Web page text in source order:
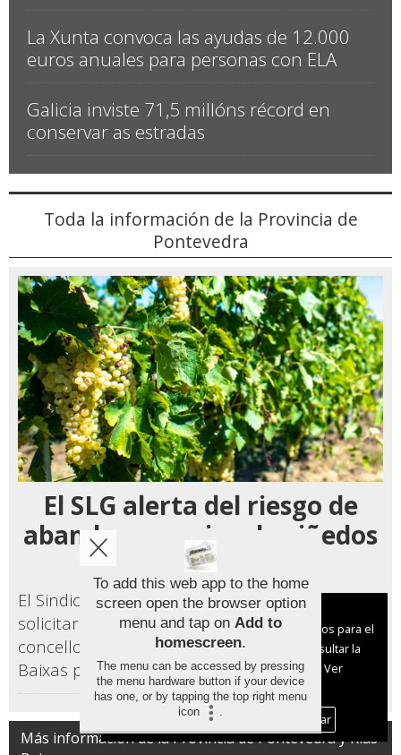
La Xunta convoca las ayudas de 12.000
euros anuales para personas con ELA
Galicia inviste 71,5 millóns récord en
conservar as estradas
Toda la información de la Provincia de
Pontevedra
El SLG alerta del riesgo de
abandono masivo de viñedos
en las Rías Baixas
El Sindicato Labrego Galego (SLG) ha acordado
solicitar una reunión con los alcaldes de los
concellos de la comarca vitícola de las Rías
Baixas par... [ LEER MÁS ]
Más información de la Provincia de Pontevedra y Rías
Aviso sobre el Uso de cookies:
Utilizamos cookies nuestras y de terceros para el
funcionamiento del digital. Puedes consultar la
lista de cookies y como desconectarlas.
Ver
nuestra Política de Privacidad y Cookies
Aceptar Cookies
Personalizar
To add this web app to the home
screen open the browser option
menu and tap on Add to
homescreen.
The menu can be accessed by pressing
the menu hardware button if your device
has one, or by tapping the top right menu
icon
.